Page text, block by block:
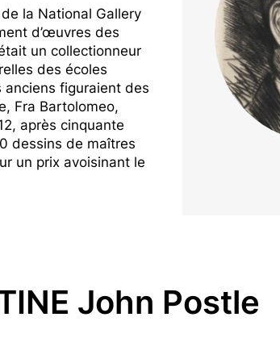
la National Gallery
d’œuvres des
un collectionneur
des écoles
figuraient des
Fra Bartolomeo,
après cinquante
dessins de maîtres
un prix avoisinant le
John Postle